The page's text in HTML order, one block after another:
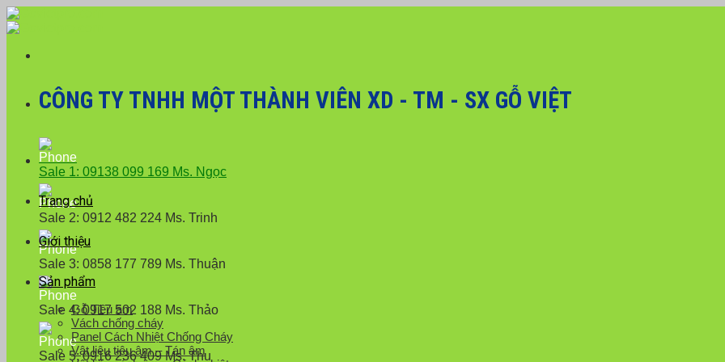
Skip
to
CÔNG TY TNHH MỘT THÀNH VIÊN XD - TM - SX GỖ VIỆT
Sale 1: 09138 099 169 Ms. Ngọc
Sale 2: 0912 482 224 Ms. Trinh
Sale 3: 0858 177 789 Ms. Thuận
Sale 4: 0917 502 188 Ms. Thảo
Sale 5: 0916 236 409 Ms. Thu
Trang chủ
Giới thiệu
Sản phẩm
Gỗ Tiêu âm
Vách chống cháy
Panel Cách Nhiệt Chống Cháy
Vật liệu tiêu âm – Tán âm